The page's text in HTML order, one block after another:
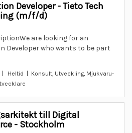
Developer - Tieto Tech
(m/f/d)
are looking for an
Developer who wants to be part
Heltid | Konsult, Utveckling, Mjukvaru-
till Digital
- Stockholm